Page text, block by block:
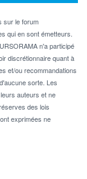
sur le forum
qui en sont émetteurs.
n'a participé
discrétionnaire quant à
et/ou recommandations
sorte. Les
auteurs et ne
des lois
exprimées ne